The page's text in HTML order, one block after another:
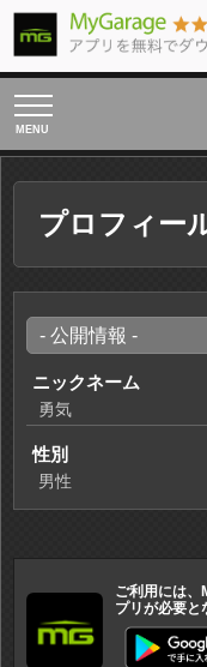
toggle
navigation
プロフィー
- 公開情報 -
ニックネーム
勇気
性別
男性
ご利用には
プリが必要と